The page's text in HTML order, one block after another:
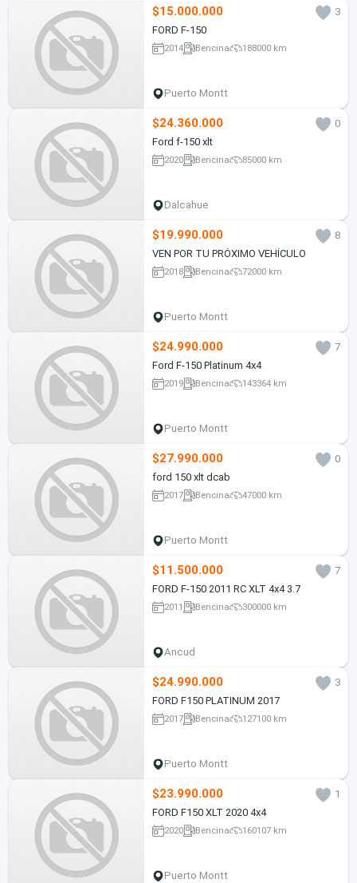
$15.000.000
3
FORD F-150
2014 Bencina 188000 km
Puerto Montt
$24.360.000
0
Ford f-150 xlt
2020 Bencina 85000 km
Dalcahue
$19.990.000
8
VEN POR TU PRÓXIMO VEHÍCULO
2018 Bencina 72000 km
Puerto Montt
$24.990.000
7
Ford F-150 Platinum 4x4
2019 Bencina 143364 km
Puerto Montt
$27.990.000
0
ford 150 xlt dcab
2017 Bencina 47000 km
Puerto Montt
$11.500.000
7
FORD F-150 2011 RC XLT 4x4 3.7
2011 Bencina 300000 km
Ancud
$24.990.000
3
FORD F150 PLATINUM 2017
2017 Bencina 127100 km
Puerto Montt
$23.990.000
1
FORD F150 XLT 2020 4x4
2020 Bencina 160107 km
Puerto Montt